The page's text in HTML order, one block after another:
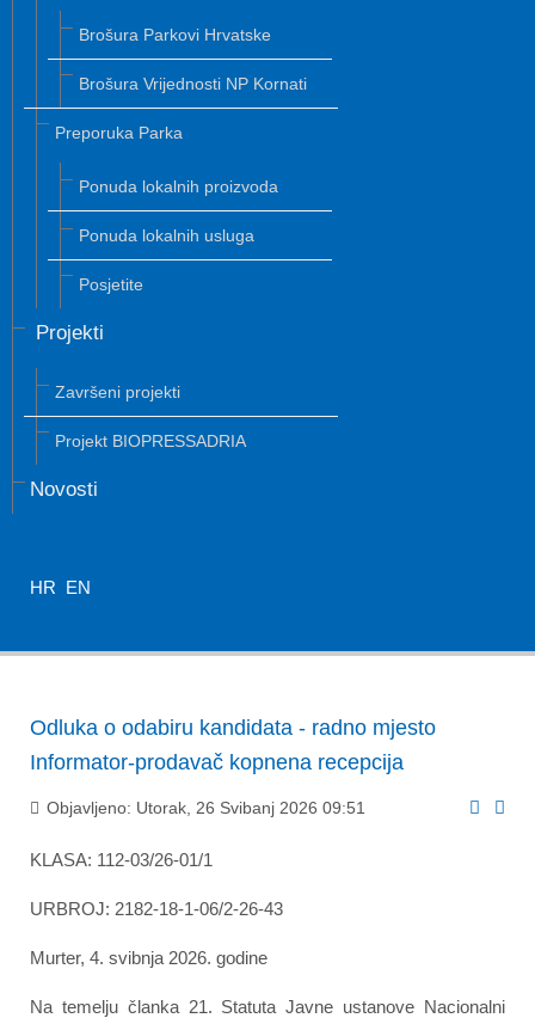
Brošura Parkovi Hrvatske
Brošura Vrijednosti NP Kornati
Preporuka Parka
Ponuda lokalnih proizvoda
Ponuda lokalnih usluga
Posjetite
Projekti
Završeni projekti
Projekt BIOPRESSADRIA
Novosti
HR EN
Odluka o odabiru kandidata - radno mjesto
Informator-prodavač kopnena recepcija
Objavljeno: Utorak, 26 Svibanj 2026 09:51
KLASA: 112-03/26-01/1
URBROJ: 2182-18-1-06/2-26-43
Murter, 4. svibnja 2026. godine
Na temelju članka 21. Statuta Javne ustanove Nacionalni